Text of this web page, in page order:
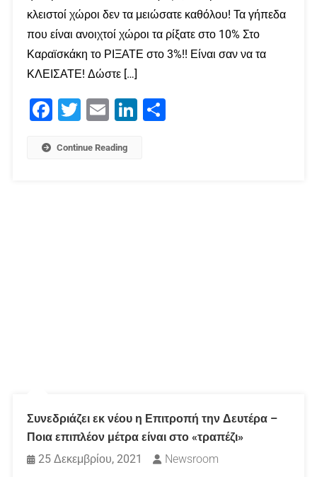
κλειστοί χώροι δεν τα μειώσατε καθόλου! Τα γήπεδα
που είναι ανοιχτοί χώροι τα ρίξατε στο 10% Στο
Καραϊσκάκη το ΡΙΞΑΤΕ στο 3%!! Είναι σαν να τα
ΚΛΕΙΣΑΤΕ! Δώστε […]
Facebook
Twitter Email LinkedIn
Continue Reading
Συνεδριάζει εκ νέου η Επιτροπή την Δευτέρα –
Ποια επιπλέον μέτρα είναι στο «τραπέζι»
25 Δεκεμβρίου, 2021
Newsroom